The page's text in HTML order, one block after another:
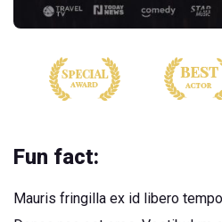
Fun fact:
Mauris fringilla ex id libero